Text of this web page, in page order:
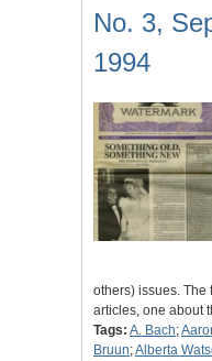
No. 3,
1994
others) issues. The
articles, one about
Tags: A. Bach;
Bruun;Alberta